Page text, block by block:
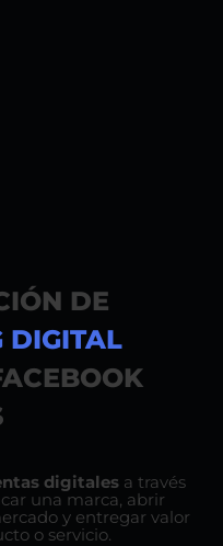
DE
DIGITAL
digitalesa través
una marca, abrir
y entregar valor
o servicio.